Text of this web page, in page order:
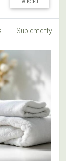
WIĘCEJ
Suplementy